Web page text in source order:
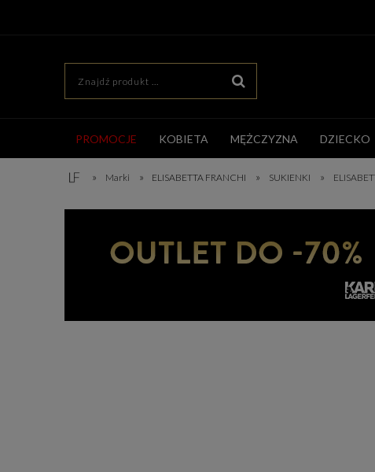
PROMOCJE KOBIETA MĘŻCZYZNA DZIECKO
» Marki » ELISABETTA FRANCHI » SUKIENKI »